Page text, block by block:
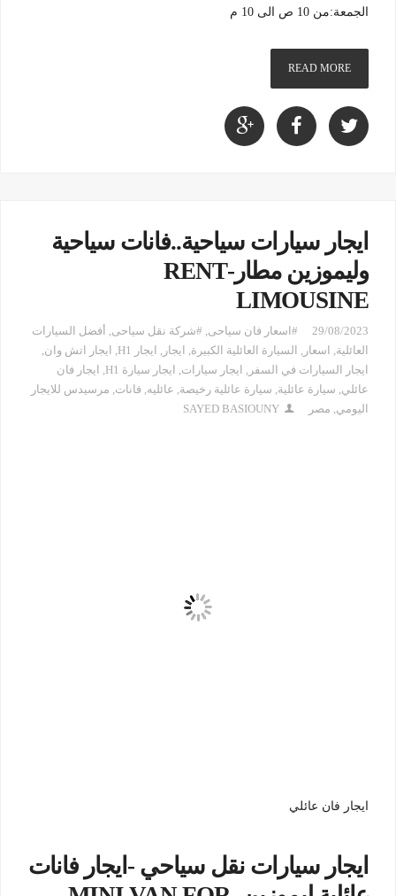
الجمعة:من 10 ص الى 10 م
READ MORE
ايجار سيارات سياحية..فانات سياحية
وليموزين مطار-RENT
LIMOUSINE
29/08/2023 #اسعار فان سياحى, #شركة نقل سياحى, أفضل السيارات
العائلية, اسعار , السيارة العائلية الكبيرة, ايجار , ايجار H1 , ايجار اتش وان,
ايجار السيارات في السفر , ايجار سيارات, ايجار سيارة H1 , ايجار فان
عائلي, سيارة عائلية, سيارة عائلية رخيصة, عائليه, فانات, مرسيدس للايجار
اليومي, مصر SAYED BASIOUNY
ايجار فان عائلي
ايجار سيارات نقل سياحي -ايجار فانات